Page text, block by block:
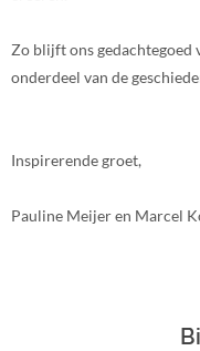
Zo blijft ons
onderdeel van de
Inspirerende groet,
Pauline Meijer en Marcel